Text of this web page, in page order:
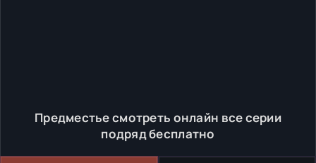
Предместье смотреть онлайн все серии
подряд бесплатно